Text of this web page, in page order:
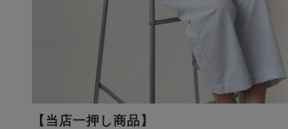
【当店一押し商品】